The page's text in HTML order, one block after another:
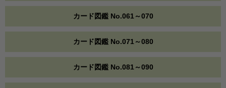
カード図鑑 No.061～070
カード図鑑 No.071～080
カード図鑑 No.081～090